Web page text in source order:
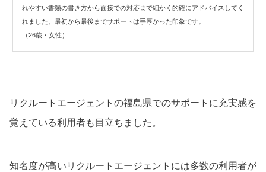
れやすい書類の書き方から面接での対応まで細かく的確にアドバイスしてく
れました。最初から最後までサポートは手厚かった印象です。
（26歳・女性）
リクルートエージェントの福島県でのサポートに充実感を
覚えている利用者も目立ちました。
知名度が高いリクルートエージェントには多数の利用者が